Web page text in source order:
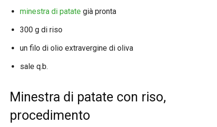
minestra di patate già pronta
300 g di riso
un filo di olio extravergine di oliva
sale q.b.
Minestra di patate con riso,
procedimento